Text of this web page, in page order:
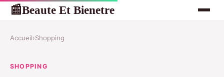
📰Beaute Et Bienetre
Accueil›Shopping
SHOPPING